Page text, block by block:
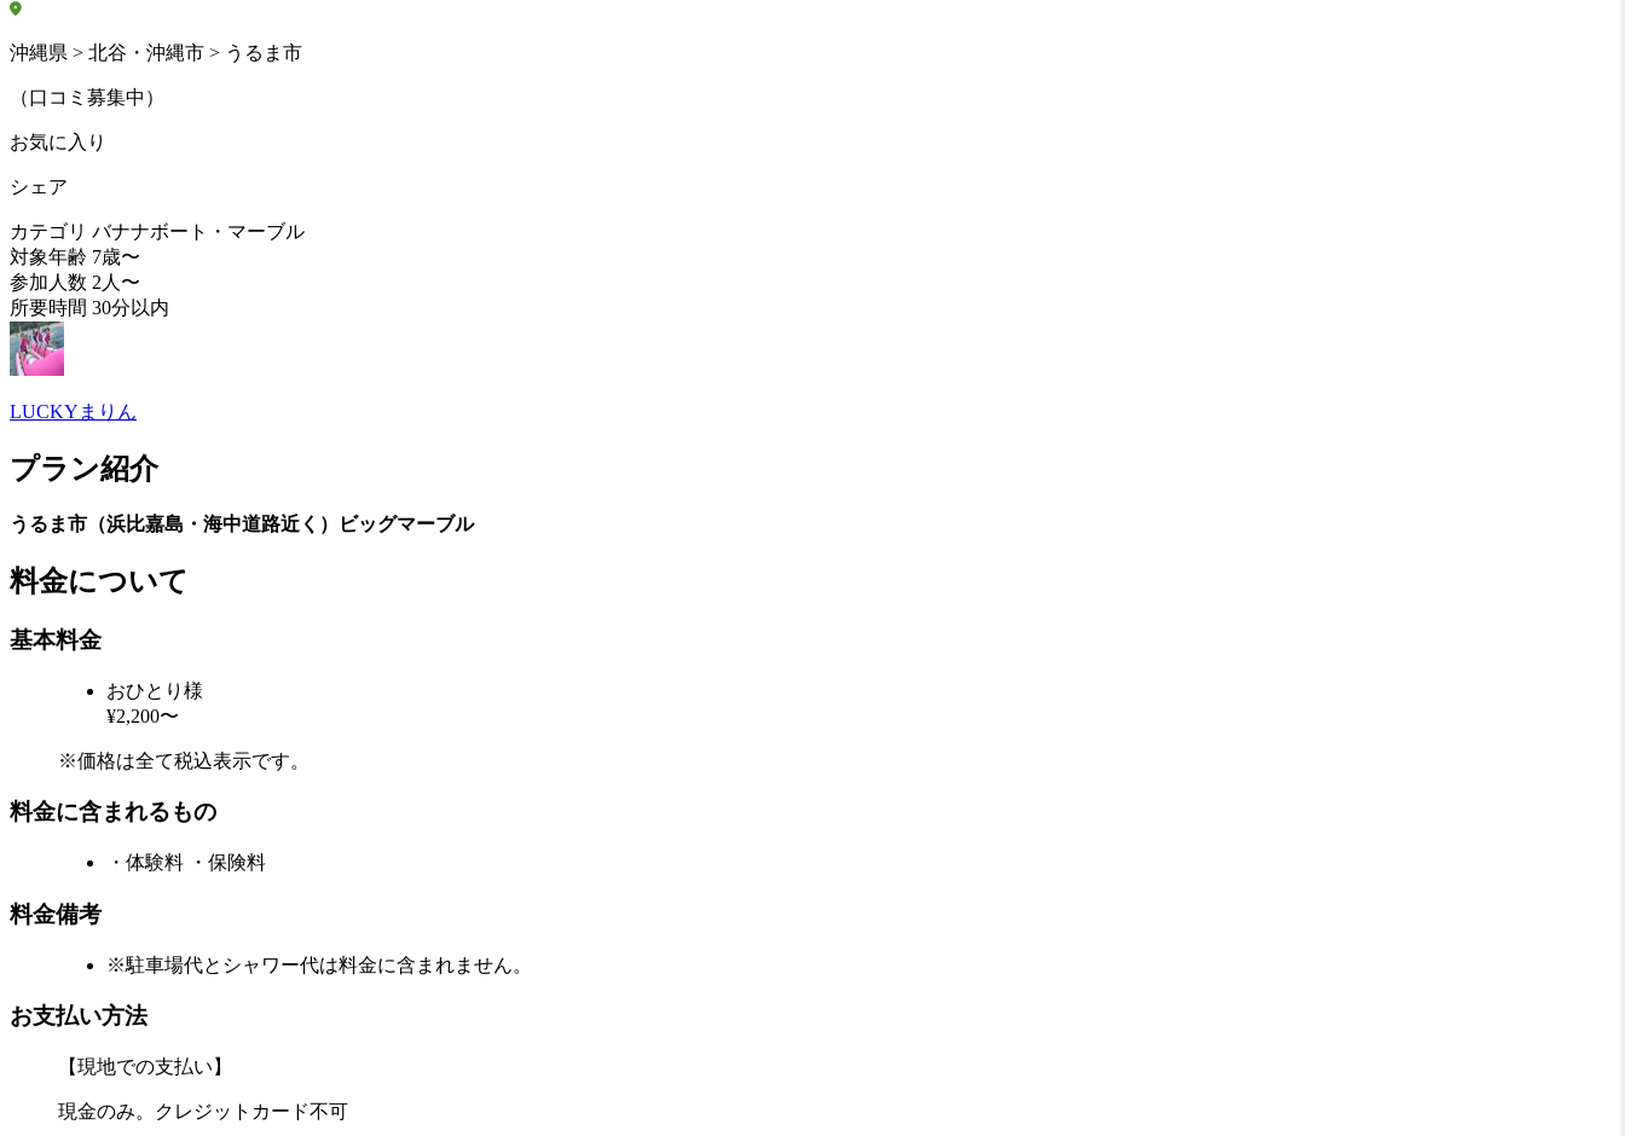
沖縄県 > 北谷・沖縄市 > うるま市
（口コミ募集中）
お気に入り
シェア
カテゴリ バナナボート・マーブル
対象年齢 7歳〜
参加人数 2人〜
所要時間 30分以内
LUCKYまりん
プラン紹介
うるま市（浜比嘉島・海中道路近く）ビッグマーブル
料金について
基本料金
おひとり様
¥2,200〜
※価格は全て税込表示です。
料金に含まれるもの
・体験料 ・保険料
料金備考
※駐車場代とシャワー代は料金に含まれません。
お支払い方法
【現地での支払い】
現金のみ。クレジットカード不可